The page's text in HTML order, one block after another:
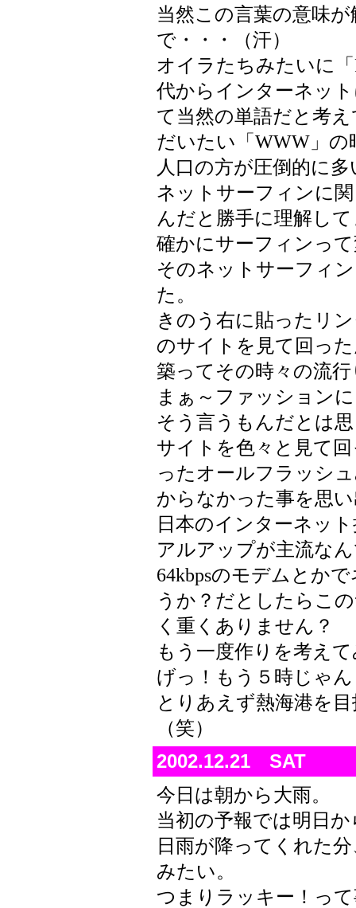
当然この言葉の意味
で・・・（汗）
オイラたちみたいに
代からインターネッ
て当然の単語だと考
だいたい「WWW」
人口の方が圧倒的に
ネットサーフィンに
んだと勝手に理解し
確かにサーフィンっ
そのネットサーフィ
た。
きのう右に貼ったリ
のサイトを見て回っ
築ってその時々の流
まぁ～ファッション
そう言うもんだとは
サイトを色々と見て
ったオールフラッシ
からなかった事を思
日本のインターネッ
アルアップが主流な
64kbpsのモデムとか
うか？だとしたらこ
く重くありません？
もう一度作りを考え
げっ！もう５時じゃ
とりあえず熱海港を
（笑）
2002.12.21 SAT
今日は朝から大雨。
当初の予報では明日
日雨が降ってくれた
みたい。
つまりラッキー！っ